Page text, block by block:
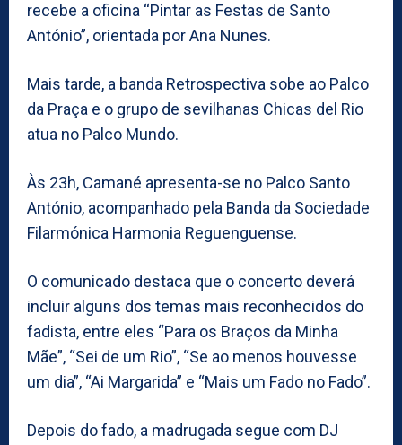
recebe a oficina “Pintar as Festas de Santo
António”, orientada por Ana Nunes.
Mais tarde, a banda Retrospectiva sobe ao Palco
da Praça e o grupo de sevilhanas Chicas del Rio
atua no Palco Mundo.
Às 23h, Camané apresenta-se no Palco Santo
António, acompanhado pela Banda da Sociedade
Filarmónica Harmonia Reguenguense.
O comunicado destaca que o concerto deverá
incluir alguns dos temas mais reconhecidos do
fadista, entre eles “Para os Braços da Minha
Mãe”, “Sei de um Rio”, “Se ao menos houvesse
um dia”, “Ai Margarida” e “Mais um Fado no Fado”.
Depois do fado, a madrugada segue com DJ